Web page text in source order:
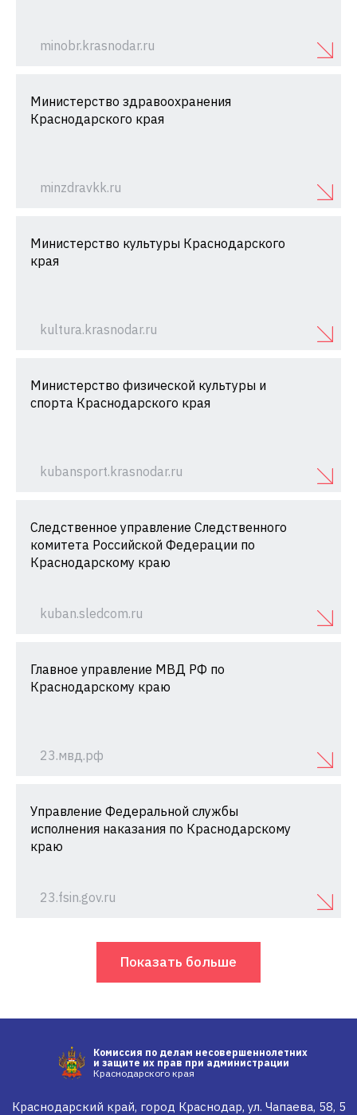
minobr.krasnodar.ru
Министерство здравоохранения
Краснодарского края
minzdravkk.ru
Министерство культуры Краснодарского
края
kultura.krasnodar.ru
Министерство физической культуры и
спорта Краснодарского края
kubansport.krasnodar.ru
Следственное управление Следственного
комитета Российской Федерации по
Краснодарскому краю
kuban.sledcom.ru
Главное управление МВД РФ по
Краснодарскому краю
23.мвд.рф
Управление Федеральной службы
исполнения наказания по Краснодарскому
краю
23.fsin.gov.ru
Показать больше
Комиссия по делам несовершеннолетних
и защите их прав при администрации
Краснодарского края
Краснодарский край, город Краснодар, ул. Чапаева, 58, 5